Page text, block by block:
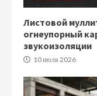
Листовой
огнеупорный
звукоизоляции
10 июля 2026